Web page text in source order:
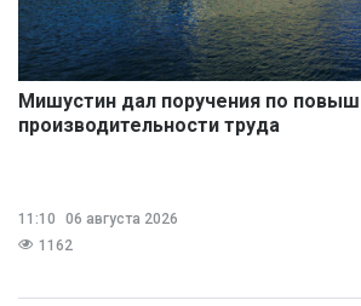
Мишустин дал поручения по
производительности труда
11:10
06 августа 2026
1162